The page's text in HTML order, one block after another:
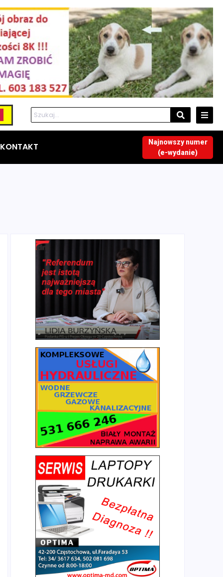
KONTAKT
Najnowszy numer
(e-wydanie)